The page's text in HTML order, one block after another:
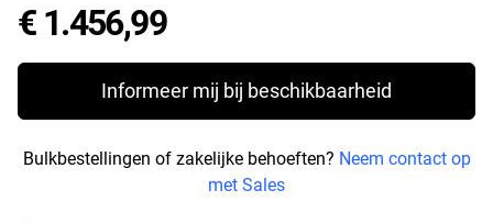
€ 1.456,99Price € 1.456,99
Informeer mij bij beschikbaarheid
Bulkbestellingen of zakelijke behoeften? Neem contact op
met Sales